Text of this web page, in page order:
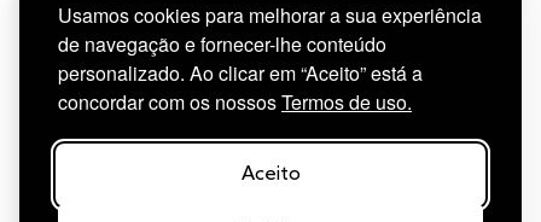
Usamos cookies para melhorar a sua experiência
de navegação e fornecer-lhe conteúdo
personalizado. Ao clicar em “Aceito” está a
concordar com os nossosTermos de uso.
Aceito
1 Janeiro: 16h30
BilhetesAqui.